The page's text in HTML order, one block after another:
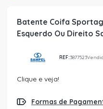
Batente Coifa
Esquerdo Ou Direito
REF:3877523
Clique e veja!
Formas de